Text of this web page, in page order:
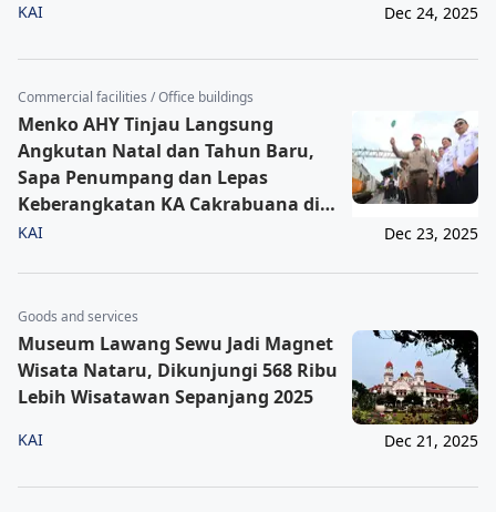
KAI Dec 24, 2025
Commercial facilities / Office buildings
Menko AHY Tinjau Langsung
Angkutan Natal dan Tahun Baru,
Sapa Penumpang dan Lepas
Keberangkatan KA Cakrabuana di
Gambir
KAI Dec 23, 2025
Goods and services
Museum Lawang Sewu Jadi Magnet
Wisata Nataru, Dikunjungi 568 Ribu
Lebih Wisatawan Sepanjang 2025
KAI Dec 21, 2025